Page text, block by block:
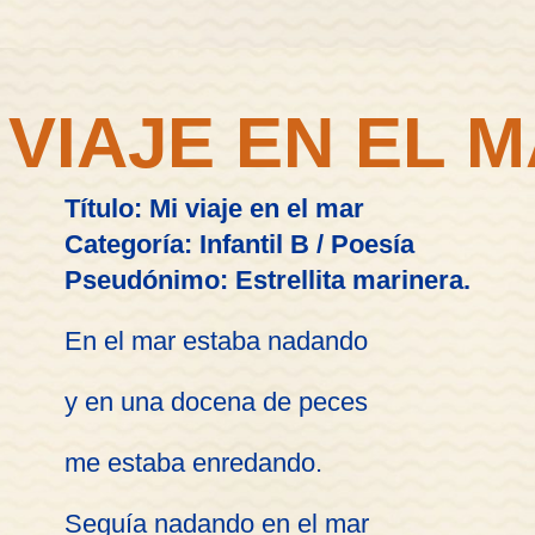
EN EL
Título: Mi viaje en el mar
Categoría: Infantil B / Poesía
Pseudónimo: Estrellita marinera.
En el mar estaba nadando
y en una docena de peces
me estaba enredando.
Seguía nadando en el mar